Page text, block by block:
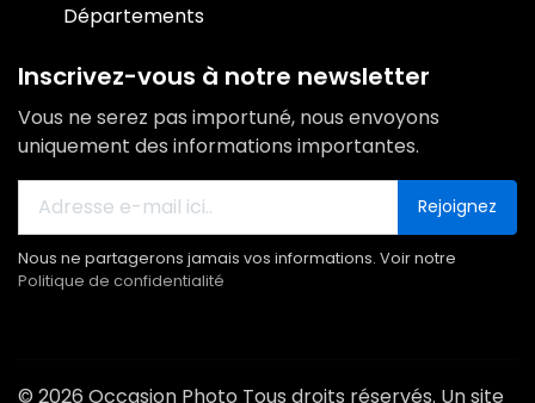
Départements
Inscrivez-vous à notre newsletter
Vous ne serez pas importuné, nous envoyons
uniquement des informations importantes.
Rejoignez
Nous ne partagerons jamais vos informations. Voir notre
Politique de confidentialité
© 2026 Occasion Photo Tous droits réservés. Un site